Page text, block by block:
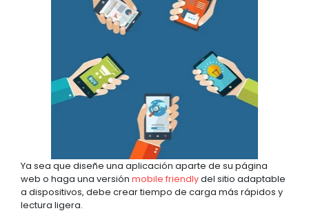
Ya sea que diseñe una aplicación aparte de su página
web o haga una versión mobile friendlydel sitio adaptable
a dispositivos, debe crear tiempo de carga más rápidos y
lectura ligera.